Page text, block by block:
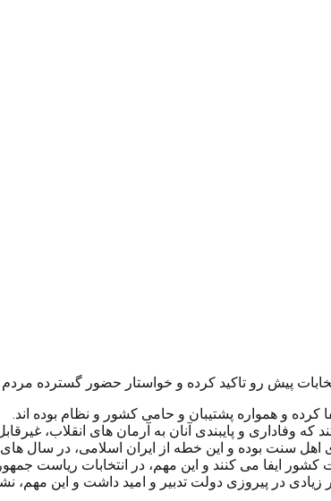
پیش رو تاکید کرده و خواستار حضور گسترده
کرده و همواره پشتیبان و حامی کشور و نظام بوده اند.
وفاداری و پایبندی آنان به آرمان های انقلاب،
سنت بوده و این خطه از ایران اسلامی، در سال های
کنند و این مهم، در انتخابات ریاست جمهوری سال ۹۲، نمود
کردستان در انتخابات ریاست جمهوری سال ۹۲، تاثیر بسیار زیادی در پیروزی